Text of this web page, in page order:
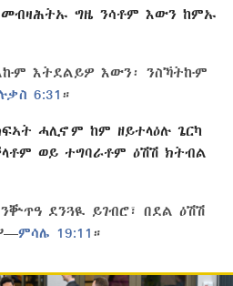
ግዜ ንሳቶም እውን ከምኡ
እትደልይዎ እውን፡ ንስኻትኩም
6:31 ።
ሓሊኖም ከም ዘይተላዕሉ ጌርካ
ወይ ተግባራቶም ዕሽሽ ክትብል
ደንጓዪ ይገብሮ፣ በደል ዕሽሽ
ምሳሌ 19:11 ።